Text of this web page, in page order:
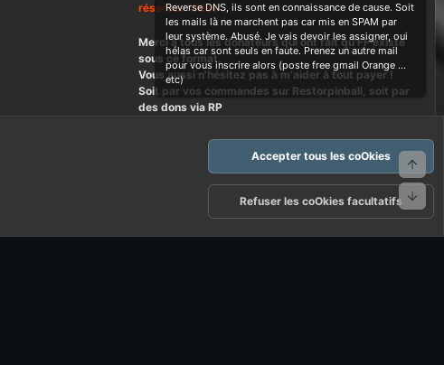
réservés Wdes
Merci à tous les donateurs qui ont fait qu'FF existe
sous ce format.
Vous aussi n'hésitez pas à m'aider à tout payer !
Soit par vos commandes sur Restorpinball, soit par
des dons via RP
Politique de confidentialité Aide
R
S
Reverse DNS, ils sont en connaissance de cause. Soit
les mails là ne marchent pas car mis en SPAM par
leur système. Abusé. Je vais devoir les assigner, oui
hélas car sont seuls en faute. Prenez un autre mail
pour vous inscrire alors (poste free gmail Orange ...
etc)
Accepter tous les coOkies
Refuser les coOkies facultatifs